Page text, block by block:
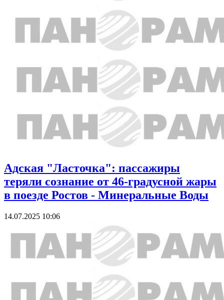
Адская "Ласточка": пассажиры
теряли сознание от 46-градусной жары
в поезде Ростов - Минеральные Воды
14.07.2025 10:06